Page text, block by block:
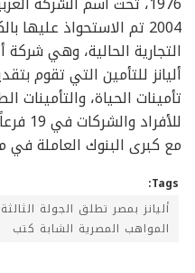
2004 تم الاستحواذ
التجارية الحالية، وهي شركة
أليانز للتأمين التي تقوم
تأمينات الحياة، والتأمينات
مع كبرى البنوك العاملة في
Tags:
أليانز بمصر تطلق الجولة
المواهب المصرية الشابة كتب